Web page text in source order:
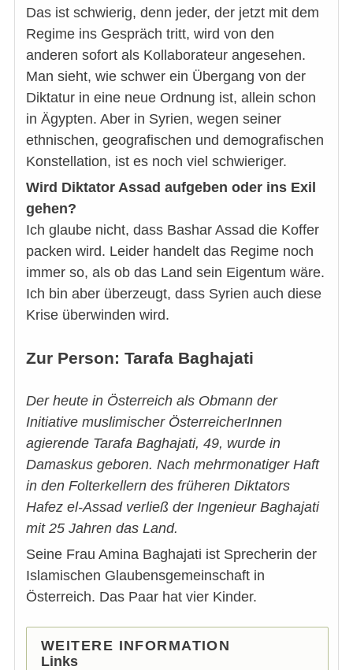
Das ist schwierig, denn jeder, der jetzt mit dem
Regime ins Gespräch tritt, wird von den
anderen sofort als Kollaborateur angesehen.
Man sieht, wie schwer ein Übergang von der
Diktatur in eine neue Ordnung ist, allein schon
in Ägypten. Aber in Syrien, wegen seiner
ethnischen, geografischen und demografischen
Konstellation, ist es noch viel schwieriger.
Wird Diktator Assad aufgeben oder ins Exil
gehen?
Ich glaube nicht, dass Bashar Assad die Koffer
packen wird. Leider handelt das Regime noch
immer so, als ob das Land sein Eigentum wäre.
Ich bin aber überzeugt, dass Syrien auch diese
Krise überwinden wird.
Zur Person: Tarafa Baghajati
Der heute in Österreich als Obmann der
Initiative muslimischer ÖsterreicherInnen
agierende Tarafa Baghajati, 49, wurde in
Damaskus geboren. Nach mehrmonatiger Haft
in den Folterkellern des früheren Diktators
Hafez el-Assad verließ der Ingenieur Baghajati
mit 25 Jahren das Land.
Seine Frau Amina Baghajati ist Sprecherin der
Islamischen Glaubensgemeinschaft in
Österreich. Das Paar hat vier Kinder.
WEITERE INFORMATION
Links